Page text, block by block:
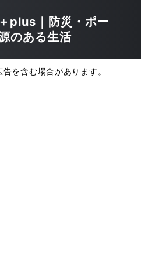
plus｜防災・ポー
のある生活
告を含む場合があります。